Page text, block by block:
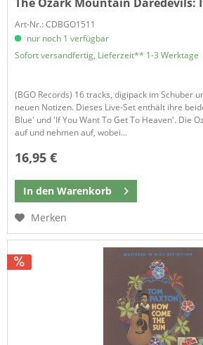
Art-Nr.: CDBGO1511
nur noch 1 verfügbar
Sofort versandfertig, Lieferzeit** 1-3 Werktage
(BGO Records) 16 tracks, digipack im Schuber
neuen Notizen. Dieses Live-Set enthält ihre
Blue' und 'If You Want To Get To Heaven'. Die
auf und nehmen auf, wobei...
16,95 €
In den Warenkorb
Merken